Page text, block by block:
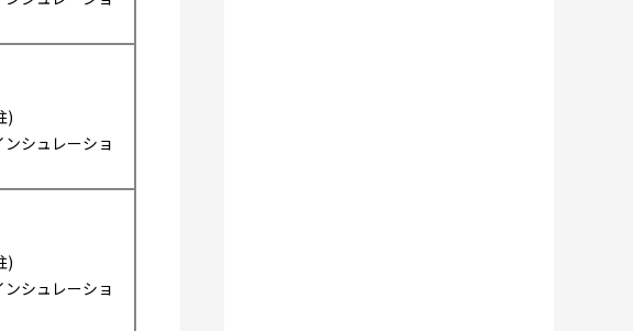
)
シュレーショ
)
シュレーショ